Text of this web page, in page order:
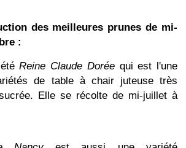
des meilleures prunes de mi-
:
Reine Claude Doréequi est l'une
de table à chair juteuse très
Elle se récolte de mi-juillet à